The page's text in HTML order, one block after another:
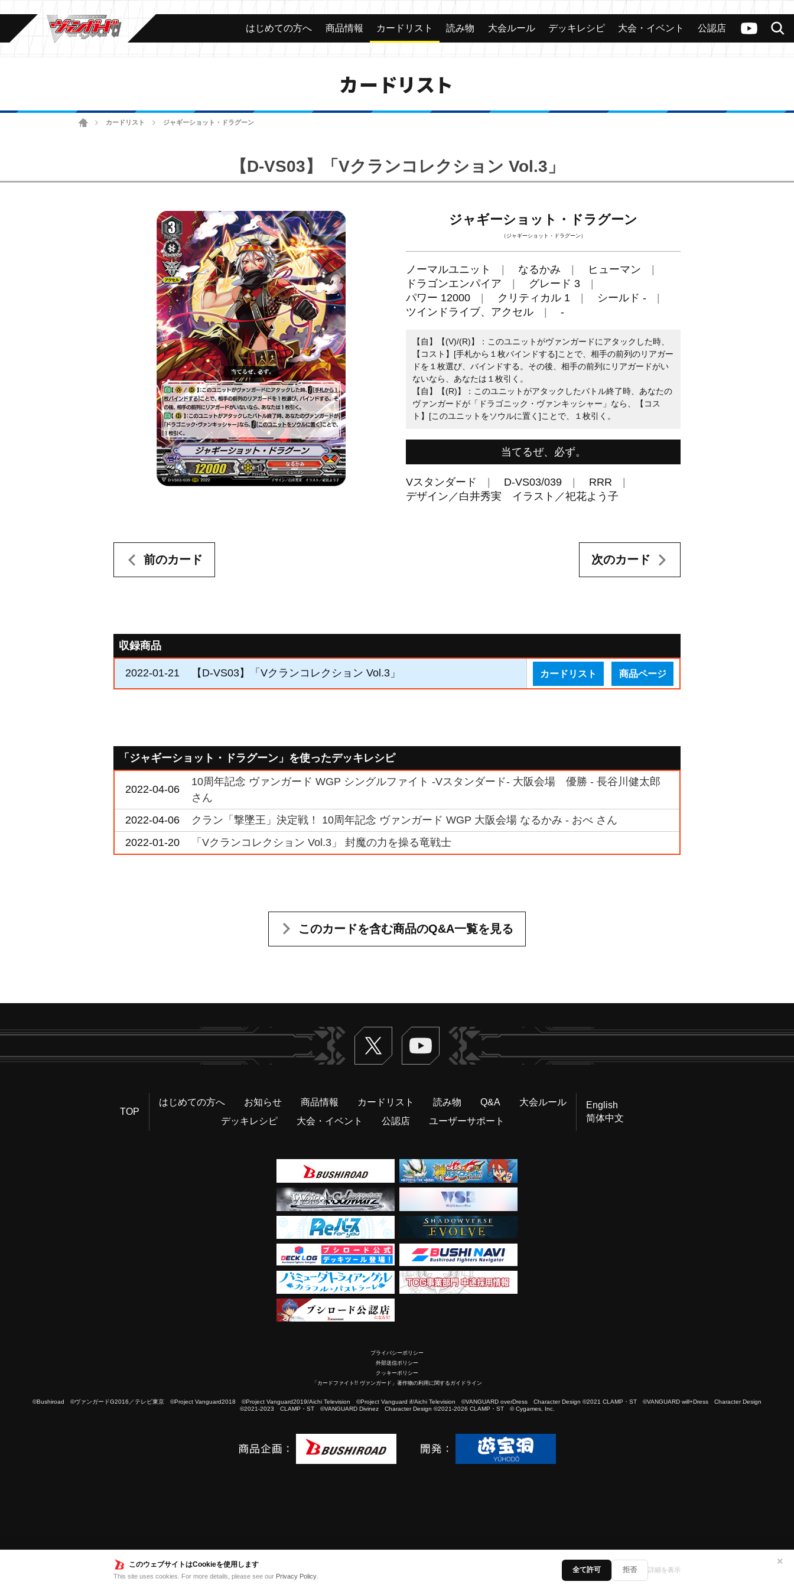
このウェブサイトはCookieを使用します
This site uses cookies. For more details, please see our Privacy Policy
全て許可 拒否 詳細を表示
✕
ヴァンガードch
検索
カード 大会 公認店舗 その他
はじめての方へ 商品情報 カードリスト 読み物 大会ルール デッキレシピ 大会・イベント 公認店
カードリスト
ホームカードリスト ジャギーショット・ドラグーン
【D-VS03】「Vクランコレクション Vol.3」
ジャギーショット・ドラグーン
（ジャギーショット・ドラグーン）
ノーマルユニット なるかみ
ヒューマン
ドラゴンエンパイア
グレード 3
パワー 12000
クリティカル 1
シールド -
ツインドライブ、アクセル
-
【自】【(V)/(R)】：このユニットがヴァンガードにアタックした時、
【コスト】[手札から１枚バインドする]ことで、相手の前列のリアガー
ドを１枚選び、バインドする。その後、相手の前列にリアガードがい
ないなら、あなたは１枚引く。
【自】【(R)】：このユニットがアタックしたバトル終了時、あなたの
ヴァンガードが「ドラゴニック・ヴァンキッシャー」なら、【コス
ト】[このユニットをソウルに置く]ことで、１枚引く。
当てるぜ、必ず。
Vスタンダード D-VS03/039
RRR
デザイン／白井秀実 イラスト／祀花よう子
前のカード 次のカード
収録商品
2022-01-21 【D-VS03】「Vクランコレクション Vol.3」 カードリスト 商品ページ
「ジャギーショット・ドラグーン」を使ったデッキレシピ
2022-04-06
10周年記念 ヴァンガード WGP シングルファイト -Vスタンダード- 大阪会場 優勝 - 長谷川健太郎
さん
2022-04-06
クラン「撃墜王」決定戦！ 10周年記念 ヴァンガード WGP 大阪会場 なるかみ - おべ さん
2022-01-20
「Vクランコレクション Vol.3」 封魔の力を操る竜戦士
このカードを含む商品のQ&A一覧を見る
Twitter ヴァンガードch
TOP
はじめての方へ お知らせ 商品情報 カードリスト 読み物 Q&A
大会ルール
デッキレシピ
大会・イベント 公認店 ユーザーサポート
English
简体中文
プライバシーポリシー
外部送信ポリシー
クッキーポリシー
「カードファイト!! ヴァンガード」著作物の利用に関するガイドライン
©Bushiroad ©ヴァンガードG2016／テレビ東京 ©Project Vanguard2018 ©Project Vanguard2019/Aichi Television ©Project Vanguard if/Aichi Television ©VANGUARD overDress Character Design ©2021 CLAMP・ST ©VANGUARD will+Dress Character Design
©2021-2023 CLAMP・ST ©VANGUARD Divinez Character Design ©2021-2026 CLAMP・ST © Cygames, Inc.